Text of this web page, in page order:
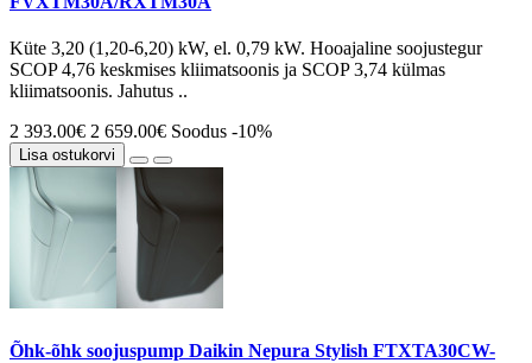
Küte 3,20 (1,20-6,20) kW, el. 0,79 kW. Hooajaline soojustegur
SCOP 4,76 keskmises kliimatsoonis ja SCOP 3,74 külmas
kliimatsoonis. Jahutus ..
2 393.00€ 2 659.00€ Soodus -10%
Lisa ostukorvi
Õhk-õhk soojuspump Daikin Nepura Stylish FTXTA30CW-